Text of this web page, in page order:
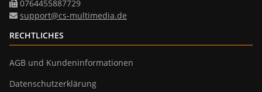
0764455887729
support@cs-multimedia.de
RECHTLICHES
AGB und Kundeninformationen
Datenschutzerklärung